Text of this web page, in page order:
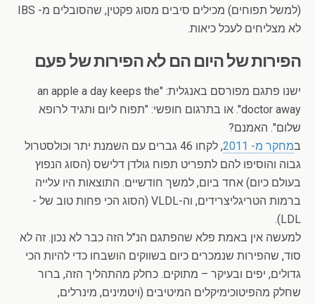
(למשל תפוחים) מכילים סיבים מסוג פקטין, שהסובלים מ- IBS
לא מצליחים לעכל כיאות.
הפירות של היום הם לא הפירות של פעם
ישנו פתגם מפורסם באנגלית: "an apple a day keeps the
doctor away". או בתרגום חופשי: "תפוח ליום ותגיד לרופא
שלום". האמנם?
במחקר מ- 2011
, לקחו 46 גברים עם השמנת יתר וכולסטרול
גבוה והוסיפו להם לתפריט תפוח גולדן דלישס (הסוג הנפוץ
בעולם כיום) אחד ביום, למשך חודשיים. התוצאות היו עלייה
ברמות הטריגליצרידים, וה-VLDL (הסוג הכי פחות טוב של -
LDL).
למעשה אין באמת פלא שהפתגם הנ"ל הזה כבר לא נכון. זה לא
סוד, שהפירות שנמכרים כיום בשווקים הושבחו כדי להיות הכי
גדולים, יפים ובעיקר – מתוקים. כחלק מהתהליך הזה, ברור
שחלק מהפיטוכימיקלים המיטיבים (ויטמינים, מינרלים,